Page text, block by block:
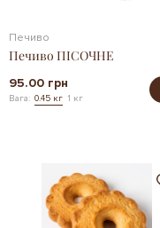
Печиво
Печиво ПІСОЧНЕ
95.00 грн
Вага: 0.45 кг 1 кг